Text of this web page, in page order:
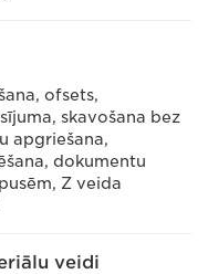
ofsets,
skavošana bez
apgriešana,
dokumentu
Z veida
veidi